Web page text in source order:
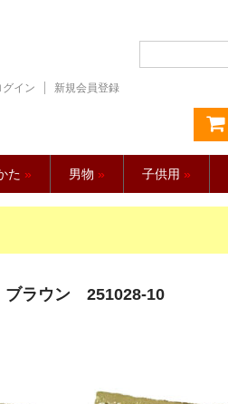
グイン 新規会員登録
た » 男物 » 子供用 »
ブラウン 251028-10